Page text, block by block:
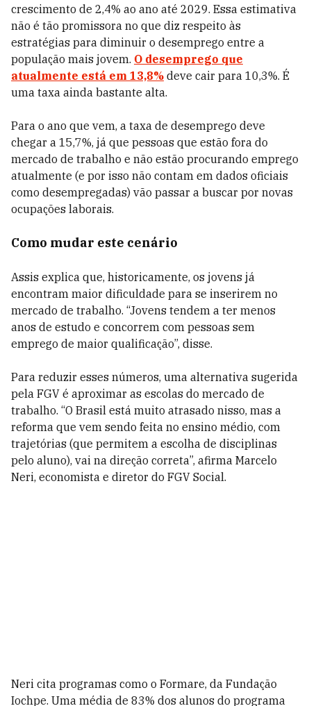
crescimento de 2,4% ao ano até 2029. Essa estimativa
não é tão promissora no que diz respeito às
estratégias para diminuir o desemprego entre a
população mais jovem. O desemprego que
atualmente está em 13,8% deve cair para 10,3%. É
uma taxa ainda bastante alta.
Para o ano que vem, a taxa de desemprego deve
chegar a 15,7%, já que pessoas que estão fora do
mercado de trabalho e não estão procurando emprego
atualmente (e por isso não contam em dados oficiais
como desempregadas) vão passar a buscar por novas
ocupações laborais.
Como mudar este cenário
Assis explica que, historicamente, os jovens já
encontram maior dificuldade para se inserirem no
mercado de trabalho. “Jovens tendem a ter menos
anos de estudo e concorrem com pessoas sem
emprego de maior qualificação”, disse.
Para reduzir esses números, uma alternativa sugerida
pela FGV é aproximar as escolas do mercado de
trabalho. “O Brasil está muito atrasado nisso, mas a
reforma que vem sendo feita no ensino médio, com
trajetórias (que permitem a escolha de disciplinas
pelo aluno), vai na direção correta”, afirma Marcelo
Neri, economista e diretor do FGV Social.
Neri cita programas como o Formare, da Fundação
Iochpe. Uma média de 83% dos alunos do programa